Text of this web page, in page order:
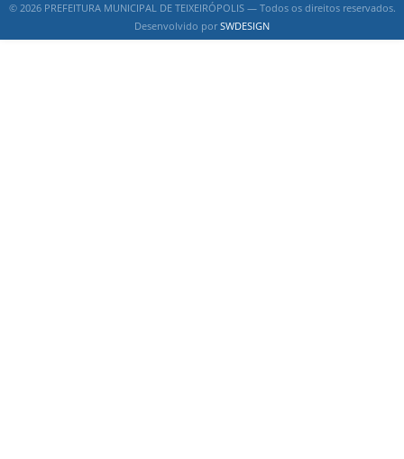
© 2026 PREFEITURA MUNICIPAL DE TEIXEIRÓPOLIS — Todos os direitos reservados.
Desenvolvido porSWDESIGN